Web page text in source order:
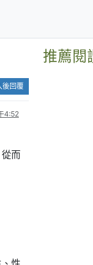
後回覆
4:52
而
推薦閱